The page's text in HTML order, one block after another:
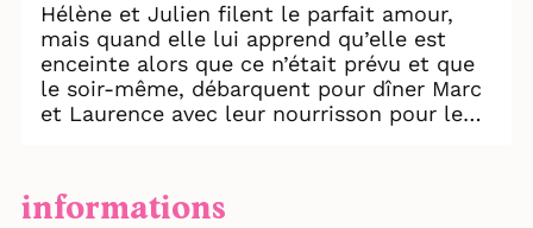
Hélène et Julien filent le parfait amour,
mais quand elle lui apprend qu’elle est
enceinte alors que ce n’était prévu et que
le soir-même, débarquent pour dîner Marc
et Laurence avec leur nourrisson pour le
confronter à la dure réalité de la
parentalité ! Cette soirée improbable va-t-
informations